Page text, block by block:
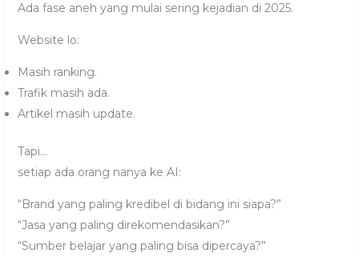
Ada fase aneh yang mulai sering kejadian di 2025.
Website lo:
Masih ranking.
Trafik masih ada.
Artikel masih update.
Tapi…
setiap ada orang nanya ke AI:
“Brand yang paling kredibel di bidang ini siapa?”
“Jasa yang paling direkomendasikan?”
“Sumber belajar yang paling bisa dipercaya?”